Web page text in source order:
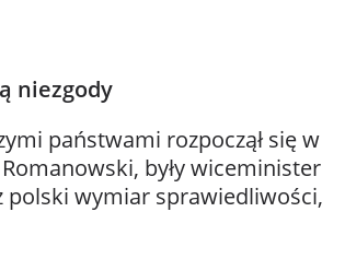
niezgody
państwami rozpoczął się w
były wiceminister
polski wymiar sprawiedliwości,